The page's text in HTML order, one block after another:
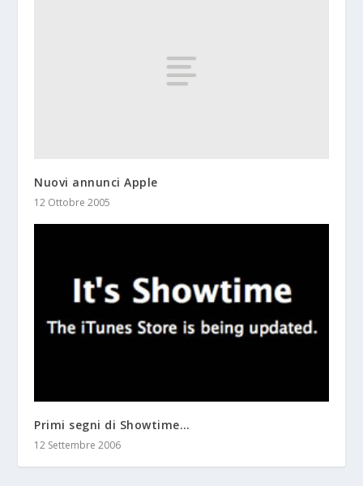
Nuovi annunci Apple
12 Ottobre 2005
Primi segni di Showtime…
12 Settembre 2006